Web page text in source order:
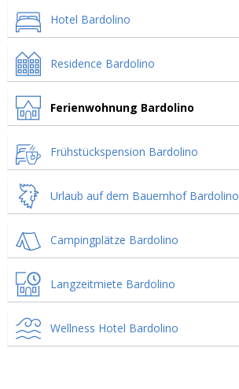
Hotel Bardolino
Residence Bardolino
Ferienwohnung Bardolino
Frühstückspension Bardolino
Urlaub auf dem Bauernhof Bardolino
Campingplätze Bardolino
Langzeitmiete Bardolino
Wellness Hotel Bardolino